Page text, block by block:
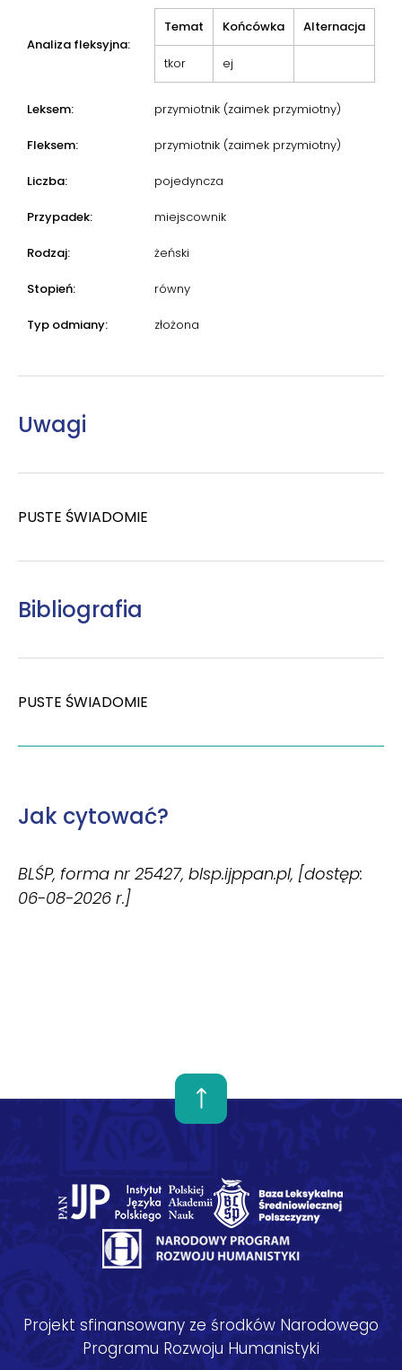
Analiza fleksyjna:
Temat Końcówka Alternacja
tkor ej
Leksem: przymiotnik (zaimek przymiotny)
Fleksem: przymiotnik (zaimek przymiotny)
Liczba: pojedyncza
Przypadek: miejscownik
Rodzaj: żeński
Stopień: równy
Typ odmiany: złożona
Uwagi
PUSTE ŚWIADOMIE
Bibliografia
PUSTE ŚWIADOMIE
Jak cytować?
BLŚP, forma nr 25427, blsp.ijppan.pl, [dostęp:
06-08-2026 r.]
Projekt sfinansowany ze środków Narodowego
Programu Rozwoju Humanistyki